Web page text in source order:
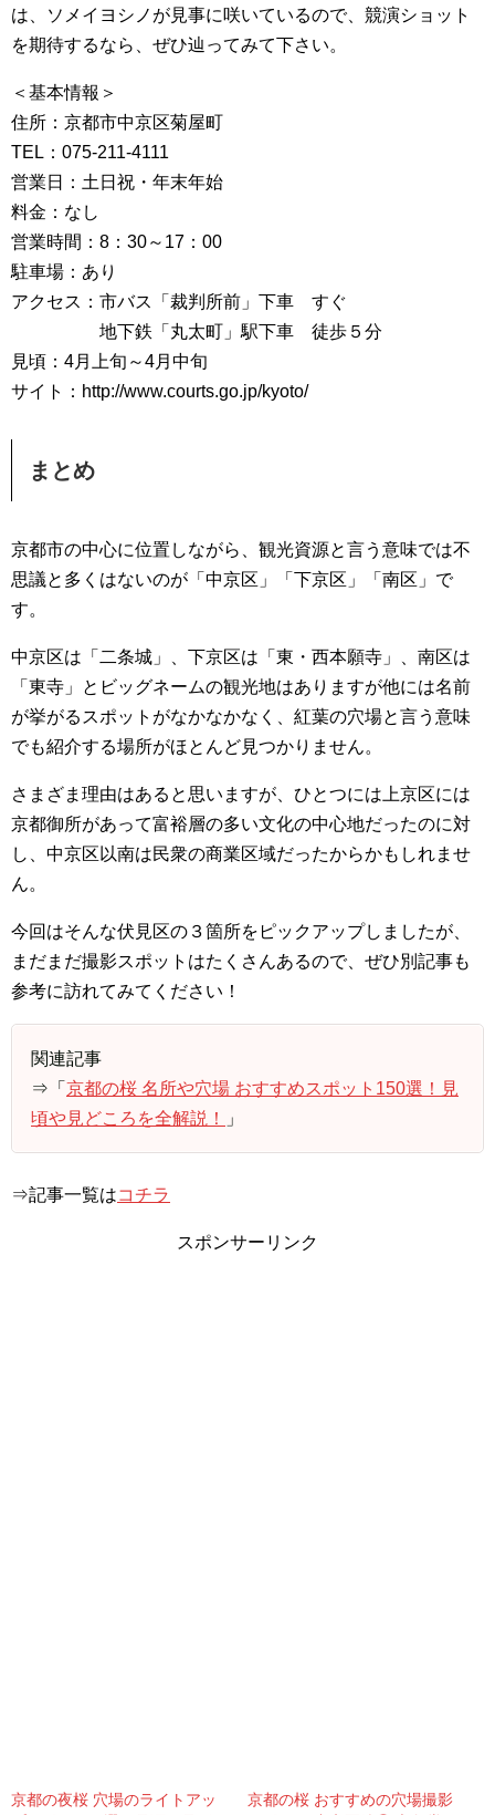
は、ソメイヨシノが見事に咲いているので、競演ショット
を期待するなら、ぜひ辿ってみて下さい。
＜基本情報＞
住所：京都市中京区菊屋町
TEL：075-211-4111
営業日：土日祝・年末年始
料金：なし
営業時間：8：30～17：00
駐車場：あり
アクセス：市バス「裁判所前」下車 すぐ
地下鉄「丸太町」駅下車 徒歩５分
見頃：4月上旬～4月中旬
サイト：http://www.courts.go.jp/kyoto/
まとめ
京都市の中心に位置しながら、観光資源と言う意味では不
思議と多くはないのが「中京区」「下京区」「南区」で
す。
中京区は「二条城」、下京区は「東・西本願寺」、南区は
「東寺」とビッグネームの観光地はありますが他には名前
が挙がるスポットがなかなかなく、紅葉の穴場と言う意味
でも紹介する場所がほとんど見つかりません。
さまざま理由はあると思いますが、ひとつには上京区には
京都御所があって富裕層の多い文化の中心地だったのに対
し、中京区以南は民衆の商業区域だったからかもしれませ
ん。
今回はそんな伏見区の３箇所をピックアップしましたが、
まだまだ撮影スポットはたくさんあるので、ぜひ別記事も
参考に訪れてみてください！
関連記事
⇒「 京都の桜 名所や穴場 おすすめスポット150選！見
頃や見どころを全解説！
」
⇒記事一覧はコチラ
スポンサーリンク
京都の夜桜 穴場のライトアッ
京都の桜 おすすめの穴場撮影